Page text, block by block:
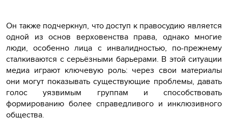
Он также подчеркнул, что доступ к правосудию является
одной из основ верховенства права, однако многие
люди, особенно лица с инвалидностью, по-прежнему
сталкиваются с серьёзными барьерами. В этой ситуации
медиа играют ключевую роль: через свои материалы
они могут показывать существующие проблемы, давать
голос уязвимым группам и способствовать
формированию более справедливого и инклюзивного
общества.